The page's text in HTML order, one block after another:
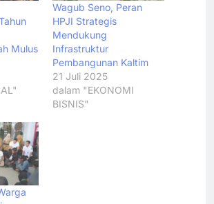
Mulus
Wagub Seno, Peran
HPJI Strategis
Mendukung
Infrastruktur
Pembangunan Kaltim
21 Juli 2025
dalam "EKONOMI
BISNIS"